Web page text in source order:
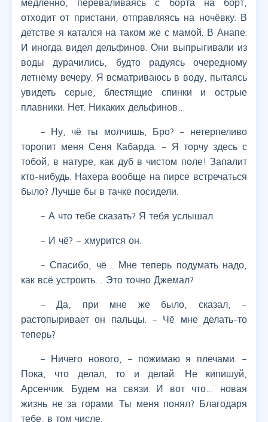
медленно, переваливаясь с борта на борт,
отходит от пристани, отправляясь на ночёвку. В
детстве я катался на таком же с мамой. В Анапе.
И иногда видел дельфинов. Они выпрыгивали из
воды дурачились, будто радуясь очередному
летнему вечеру. Я всматриваюсь в воду, пытаясь
увидеть серые, блестящие спинки и острые
плавники. Нет. Никаких дельфинов…
– Ну, чё ты молчишь, Бро? – нетерпеливо
торопит меня Сеня Кабарда. – Я торчу здесь с
тобой, в натуре, как дуб в чистом поле! Запалит
кто-нибудь. Нахера вообще на пирсе встречаться
было? Лучше бы в тачке посидели.
– А что тебе сказать? Я тебя услышал.
– И чё? – хмурится он.
– Спасибо, чё… Мне теперь подумать надо,
как всё устроить… Это точно Джемал?
– Да, при мне же было, сказал, –
растопыривает он пальцы. – Чё мне делать-то
теперь?
– Ничего нового, – пожимаю я плечами. –
Пока, что делал, то и делай. Не кипишуй,
Арсенчик. Будем на связи. И вот что… новая
жизнь не за горами. Ты меня понял? Благодаря
тебе, в том числе.